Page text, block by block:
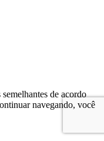
de acordo
navegando, você